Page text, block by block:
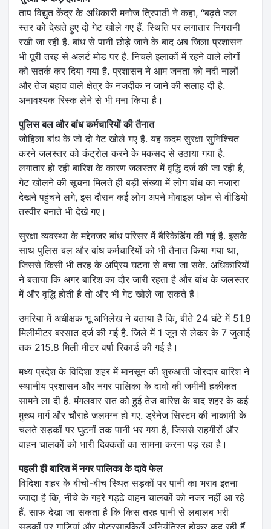
ताप विद्युत केंद्र के अधिकारी मनोज त्रिपाठी ने कहा, “बढ़ते जल
स्तर को देखते हुए दो गेट खोले गए हैं. स्थिति पर लगातार निगरानी
रखी जा रही है. बांध से पानी छोड़े जाने के बाद अब जिला प्रशासन
भी पूरी तरह से अलर्ट मोड पर है. निचले इलाकों में रहने वाले लोगों
को सतर्क कर दिया गया है. प्रशासन ने आम जनता को नदी नालों
और तेज बहाव वाले क्षेत्र के नजदीक न जाने की सलाह दी है.
अनावश्यक रिस्क लेने से भी मना किया है।
पुलिस बल और बांध कर्मचारियों की तैनात
जोहिला बांध के जो दो गेट खोले गए हैं. यह कदम सुरक्षा सुनिश्चित
करने जलस्तर को कंट्रोल करने के मकसद से उठाया गया है.
लगातार हो रही बारिश के कारण जलस्तर में वृद्धि दर्ज की जा रही है,
गेट खोलने की सूचना मिलते ही बड़ी संख्या में लोग बांध का नजारा
देखने पहुंचने लगे, इस दौरान कई लोग अपने मोबाइल फोन से वीडियो
तस्वीर बनाते भी देखे गए।
सुरक्षा व्यवस्था के मद्देनजर बांध परिसर में बैरिकेडिंग की गई है. इसके
साथ पुलिस बल और बांध कर्मचारियों को भी तैनात किया गया था,
जिससे किसी भी तरह के अप्रिय घटना से बचा जा सके. अधिकारियों
ने बताया कि अगर बारिश का दौर जारी रहता है और बांध के जलस्तर
में और वृद्धि होती है तो और भी गेट खोले जा सकते हैं।
उमरिया में अधीक्षक भू अभिलेख ने बताया है कि, बीते 24 घंटे में 51.8
मिलीमीटर बरसात दर्ज की गई है. जिले में 1 जून से लेकर के 7 जुलाई
तक 215.8 मिली मीटर वर्षा रिकार्ड की गई है।
मध्य प्रदेश के विदिशा शहर में मानसून की शुरुआती जोरदार बारिश ने
स्थानीय प्रशासन और नगर पालिका के दावों की जमीनी हकीकत
सामने ला दी है. मंगलवार रात को हुई तेज बारिश के बाद शहर के कई
मुख्य मार्ग और चौराहे जलमग्न हो गए. ड्रेनेज सिस्टम की नाकामी के
चलते सड़कों पर घुटनों तक पानी भर गया है, जिससे राहगीरों और
वाहन चालकों को भारी दिक्कतों का सामना करना पड़ रहा है।
पहली ही बारिश में नगर पालिका के दावे फेल
विदिशा शहर के बीचों-बीच स्थित सड़कों पर पानी का भराव इतना
ज्यादा है कि, नीचे के गहरे गड्ढे वाहन चालकों को नजर नहीं आ रहे
हैं. साफ देखा जा सकता है कि किस तरह पानी से लबालब भरी
सड़कों पर गाड़ियां और मोटरसाइकिलें अनियंत्रित होकर कूद रही हैं.